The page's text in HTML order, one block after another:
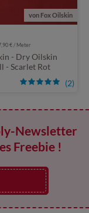
von Fox Oilskin
(2)
€ / Meter
- Dry Oilskin
- Scarlet Rot
Newsletter
Freebie !